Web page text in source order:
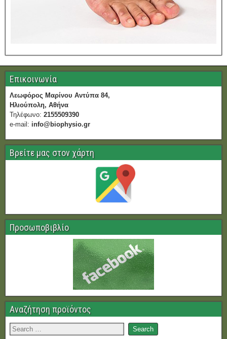
Επικοινωνία
Λεωφόρος Μαρίνου Αντύπα 84,
Ηλιούπολη, Αθήνα
Τηλέφωνο: 2155509390
e-mail: info@biophysio.gr
Βρείτε μας στον χάρτη
Προσωποβιβλίο
Αναζήτηση προϊόντος